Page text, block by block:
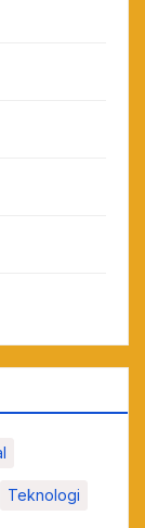
Teknologi